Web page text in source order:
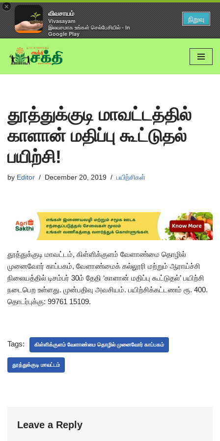
×
விவசாயம்
Vivasayam
இலவசமாக உங்கள் செல்பேசியில் - In
Google Play
நிறுவு
Skip
to
தூத்துக்குடி மாவட்டத்தில்
காளான் மதிப்பு கூட்டுதல்
பயிற்சி!
by Editor December 20, 2019 பயிற்சிகள்
தூத்துக்குடி மாவட்டம், கிள்ளிக்குளம் வேளாண்மை தொழில்
முனைவோர் காப்பகம், வேளாண்மைக் கல்லூரி மற்றும் ஆராய்ச்சி
நிலையத்தில் டிசம்பர் 30ம் தேதி ‘காளான் மதிப்பு கூட்டுதல்’ பயிற்சி
நடைபெற உள்ளது. முன்பதிவு அவசியம். பயிற்சிக்கட்டணம் ரூ. 400.
தொடர்புக்கு: 99761 15109.
Tags: கிள்ளிக்குளம் வேளாண்மை தொழில் முனைவோர் காப்பகம்
தூத்துக்குடி மாவட்டம்
Leave a Reply